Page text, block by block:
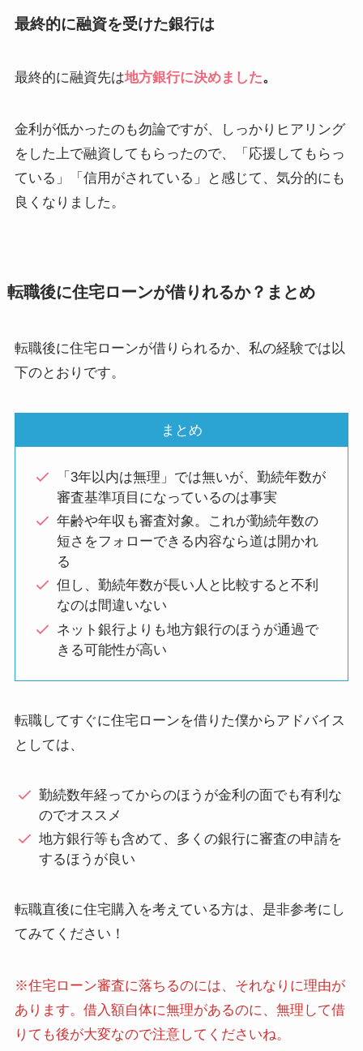
最終的に融資を受けた銀行は
最終的に融資先は地方銀行に決めました。
金利が低かったのも勿論ですが、しっかりヒアリング
をした上で融資してもらったので、「 応援してもらっ
ている 」「 信用がされている 」と感じて、気分的にも
良くなりました。
転職後に住宅ローンが借りれるか？まとめ
転職後に住宅ローンが借りられるか、私の経験では以
下のとおりです。
まとめ
「3年以内は無理」では無いが、勤続年数が
審査基準項目になっているのは事実
年齢や年収も審査対象。これが勤続年数の
短さをフォローできる内容なら道は開かれ
る
但し、勤続年数が長い人と比較すると不利
なのは間違いない
ネット銀行よりも地方銀行のほうが通過で
きる可能性が高い
転職してすぐに住宅ローンを借りた僕からアドバイス
としては、
勤続数年経ってからのほうが金利の面でも有利な
のでオススメ
地方銀行等も含めて、 多くの銀行に審査の申請を
するほうが良い
転職直後に住宅購入を考えている方は、是非参考にし
てみてください！
※住宅ローン審査に落ちるのには、それなりに理由が
あります。借入額自体に無理があるのに、無理して借
りても後が大変なので注意してくださいね。